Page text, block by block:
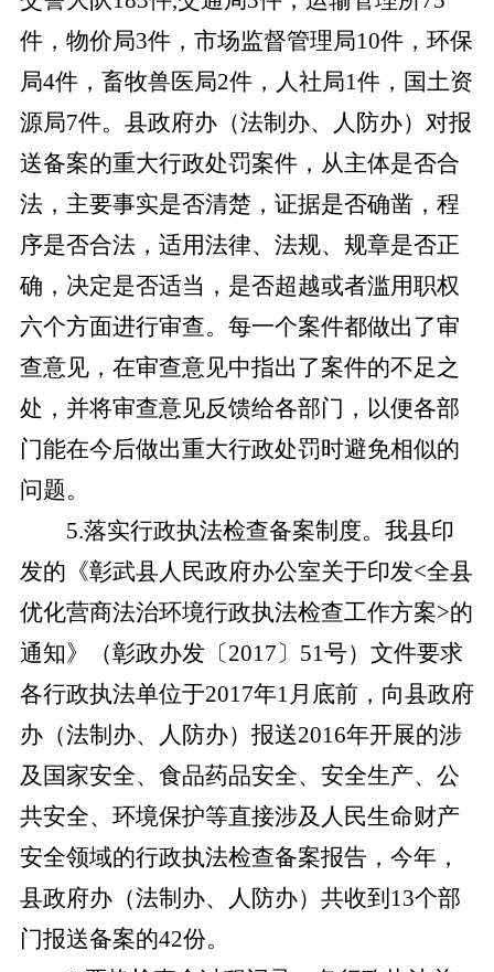
件，物价局3件，市场监督管理局10件，环保
局4件，畜牧兽医局2件，人社局1件，国土资
源局7件。县政府办（法制办、 人防办）对报
送备案的重大行政处罚案件，从主体是否合
法，主要事实是否清楚，证据是否确凿，程
序是否合法，适用法律、法规、规章是否正
确，决定是否适当，是否超越或者滥用职权
六个方面进行审查。每一个案件都做出了审
查意见，在审查意见中指出了案件的不足之
处，并将审查意见反馈给各部门，以便各部
门能在今后做出重大行政处罚时避免相似的
问题。
5.落实行政执法检查备案制度。我县印
发的《彰武县人民政府办公室关于印发<全县
优化营商法治环境行政执法检查工作方案>的
通知》（彰政办发〔2017〕51号）文件要求
各行政执法单位于2017年1月底前，向县政府
办（法制办、人防办） 报送2016年开展的涉
及国家安全、食品药品安全、安全生产、公
共安全、环境保护等直接涉及人民生命财产
安全领域的行政执法检查备案报告，今年，
县政府办（法制办、人防办） 共收到 13个部
门报送备案的42份。